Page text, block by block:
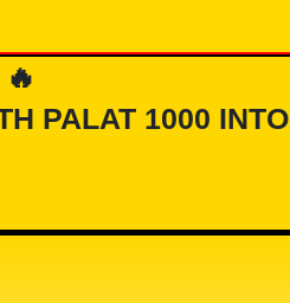
PALAT 1000 INTO